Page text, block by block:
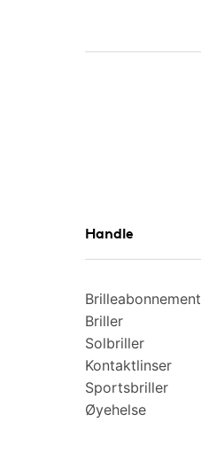
Handle
Brilleabonnement
Briller
Solbriller
Kontaktlinser
Sportsbriller
Øyehelse